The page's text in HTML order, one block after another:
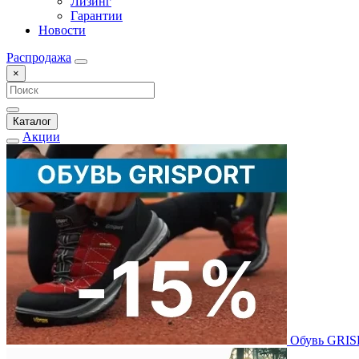
Гарантии
Новости
Распродажа
×
Каталог
Акции
Обувь